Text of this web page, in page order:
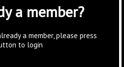
a member?
a member, please press
to login